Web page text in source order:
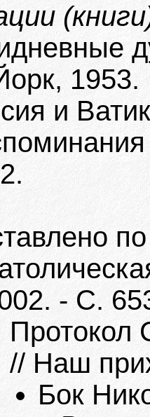
1953.
и
- С.
Протокол
// Наш
Бок